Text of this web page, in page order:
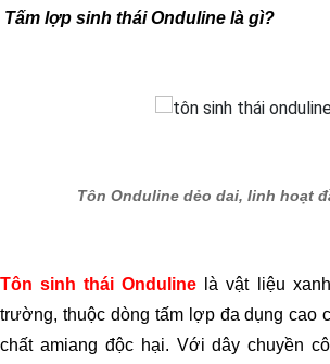
Tấm lợp sinh thái Onduline là gì?
Tôn Onduline dẻo dai, linh hoạt
Tôn sinh thái Onduline là vật liệu
trường, thuộc dòng tấm lợp đa dụng cao
chất amiang độc hại. Với dây chuyền